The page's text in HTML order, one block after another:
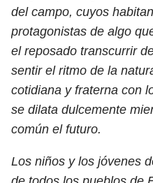
del campo, cuyos
protagonistas de algo
el reposado transcurrir
sentir el ritmo de la
cotidiana y fraterna con
se dilata dulcemente
común el futuro.
Los niños y los jóvenes